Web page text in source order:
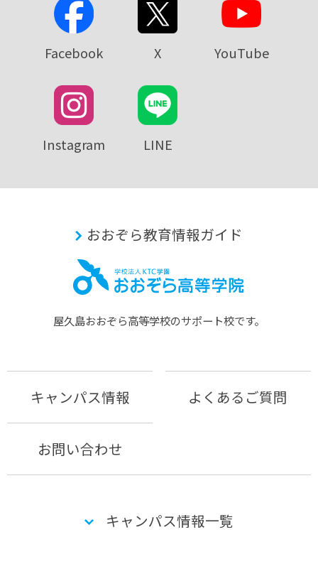
Facebook X YouTube
Instagram LINE
おおぞら教育情報ガイド
屋久島おおぞら⾼等学校のサポート校です。
キャンパス情報 よくあるご質問
お問い合わせ
キャンパス情報一覧